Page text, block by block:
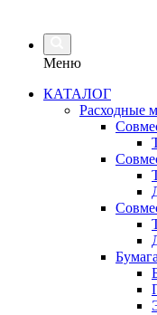
Меню
КАТАЛОГ
Расходные